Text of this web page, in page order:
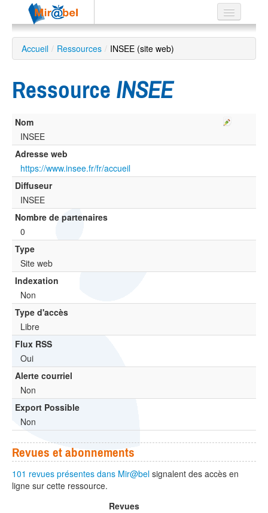
Le réseau
Soutien
Recherche
avancée
EN
ES
?
Accueil / Ressources / INSEE (site web)
Ressource INSEE
Nom
INSEE
Adresse web
https://www.insee.fr/fr/accueil
Diffuseur
INSEE
Nombre de partenaires
0
Type
Site web
Indexation
Non
Type d'accès
Libre
Flux RSS
Oui
Alerte courriel
Non
Export Possible
Non
Revues et abonnements
101 revues présentes dans Mir@bel signalent des accès en
ligne sur cette ressource.
Revues